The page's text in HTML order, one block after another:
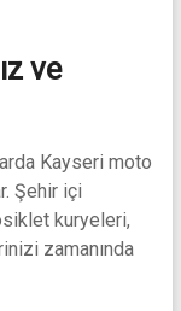
ve
Kayseri moto
Şehir içi
kuryeleri,
zamanında